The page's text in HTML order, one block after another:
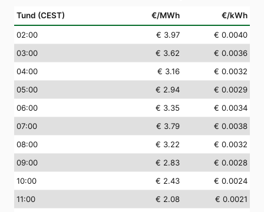
Tund (CEST) €/MWh €/kWh
02:00 € 3.97
€ 0.0040
03:00 € 3.62
€ 0.0036
04:00 € 3.16
€ 0.0032
05:00 € 2.94
€ 0.0029
06:00 € 3.35
€ 0.0034
07:00 € 3.79
€ 0.0038
08:00 € 3.22
€ 0.0032
09:00 € 2.83
€ 0.0028
10:00 € 2.43
€ 0.0024
11:00 € 2.08
€ 0.0021